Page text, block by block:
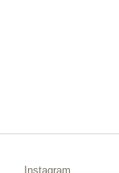
Instagram